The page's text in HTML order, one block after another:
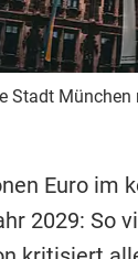
Stadt München
Euro im
2029: So